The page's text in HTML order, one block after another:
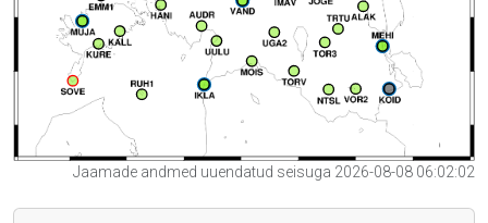
Jaamade andmed uuendatud seisuga 2026-08-08 06:02:02